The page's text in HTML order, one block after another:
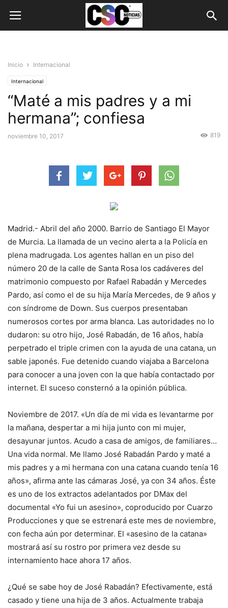
Inicio Internacional
Internacional
“Maté a mis padres y a mi
hermana”; confiesa
noviembre 10, 2017 819
Madrid.- Abril del año 2000. Barrio de Santiago El Mayor
de Murcia. La llamada de un vecino alerta a la Policía en
plena madrugada. Los agentes hallan en un piso del
número 20 de la calle de Santa Rosa los cadáveres del
matrimonio compuesto por Rafael Rabadán y Mercedes
Pardo, así como el de su hija María Mercedes, de 9 años y
con síndrome de Down. Sus cuerpos presentaban
numerosos cortes por arma blanca. Las autoridades no lo
dudaron: su otro hijo, José Rabadán, de 16 años, había
perpetrado el triple crimen con la ayuda de una catana, un
sable japonés. Fue detenido cuando viajaba a Barcelona
para conocer a una joven con la que había contactado por
internet. El suceso consternó a la opinión pública.
Noviembre de 2017. «Un día de mi vida es levantarme por
la mañana, despertar a mi hija junto con mi mujer,
desayunar juntos. Acudo a casa de amigos, de familiares…
Una vida normal. Me llamo José Rabadán Pardo y maté a
mis padres y a mi hermana con una catana cuando tenía 16
años», afirma ante las cámaras José, ya con 34 años. Éste
es uno de los extractos adelantados por DMax del
documental «Yo fui un asesino», coproducido por Cuarzo
Producciones y que se estrenará este mes de noviembre,
con fecha aún por determinar. El «asesino de la catana»
mostrará así su rostro por primera vez desde su
internamiento hace ahora 17 años.
¿Qué se sabe hoy de José Rabadán? Efectivamente, está
casado y tiene una hija de 3 años. Actualmente trabaja